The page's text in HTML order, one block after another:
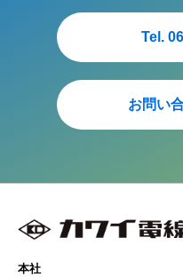
Tel.
お問い
本社